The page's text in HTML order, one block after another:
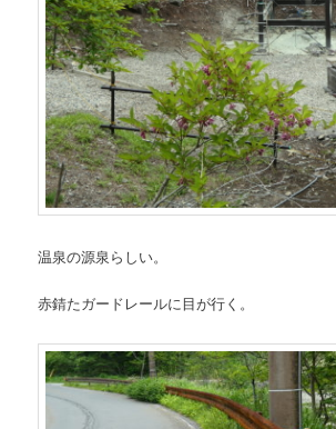
温泉の源泉らしい。
赤錆たガードレールに目が行く。